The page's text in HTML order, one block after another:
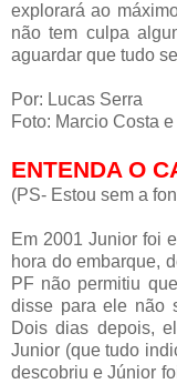
explorará ao
não tem culpa
aguardar que tudo
Por: Lucas Serra
Foto: Marcio Costa
ENTENDA O
(PS- Estou sem a
Em 2001 Junior foi
hora do embarque,
PF não permitiu
disse para ele não
Dois dias depois,
Junior (que tudo
descobriu e Júnior